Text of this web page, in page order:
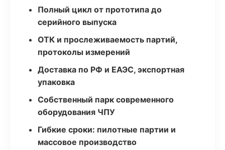
Полный цикл от прототипа до
серийного выпуска
ОТК и прослеживаемость партий,
протоколы измерений
Доставка по РФ и ЕАЭС, экспортная
упаковка
Собственный парк современного
оборудования ЧПУ
Гибкие сроки: пилотные партии и
массовое производство